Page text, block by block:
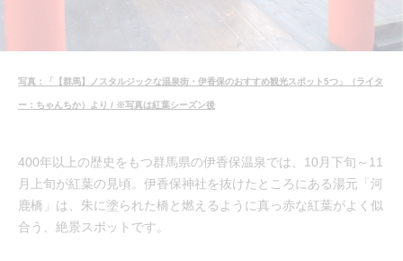
写真：「【群馬】ノスタルジックな温泉街・伊香保のおすすめ観光スポット5つ」（ライタ
ー：ちゃんちか）より / ※写真は紅葉シーズン後
400年以上の歴史をもつ群馬県の伊香保温泉では、10月下旬～11
月上旬が紅葉の見頃。伊香保神社を抜けたところにある湯元「河
鹿橋」は、朱に塗られた橋と燃えるように真っ赤な紅葉がよく似
合う、絶景スポットです。